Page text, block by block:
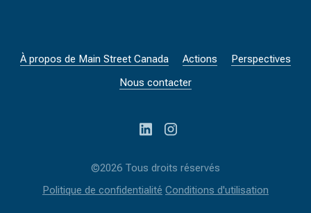
À propos de Main Street Canada Actions
Perspectives
Nous contacter
©2026 Tous droits réservés
Politique de confidentialité Conditions d'utilisation